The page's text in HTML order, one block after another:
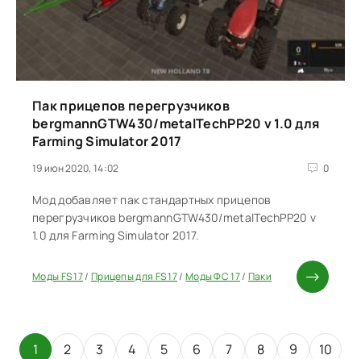
Пак прицепов перегрузчиков
bergmannGTW430/metalTechPP20 v 1.0 для
Farming Simulator 2017
19 июн 2020, 14:02 0
Мод добавляет пак стандартных прицепов
перегрузчиков bergmannGTW430/metalTechPP20 v
1.0 для Farming Simulator 2017.
Моды FS 17/ Прицепы для FS 17/ Моды ФС 17/ Паки
1 2 3 4 5 6 7 8 9 10